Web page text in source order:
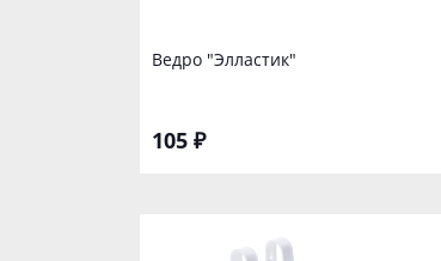
Ведро "Элластик"
105 ₽